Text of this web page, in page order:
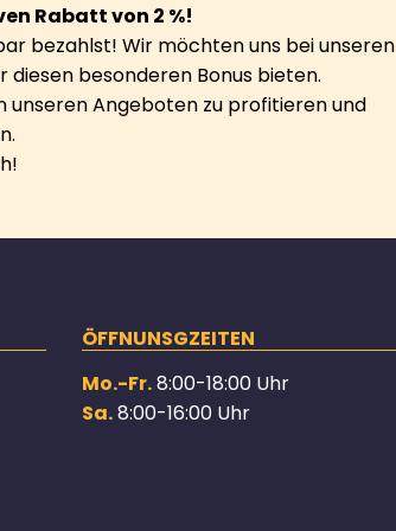
Rabatt von 2 %!
bezahlst! Wir möchten uns bei unseren
besonderen Bonus bieten.
unseren Angeboten zu profitieren und
ÖFFNUNSGZEITEN
Mo.-Fr.8:00-18:00 Uhr
Sa.8:00-16:00 Uhr